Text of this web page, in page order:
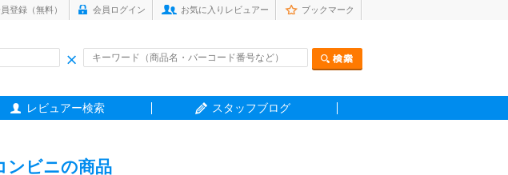
登録（無料） 会員ログイン お気に入りレビュアー ブックマーク
レビュアー検索 スタッフブログ
ンビニの商品